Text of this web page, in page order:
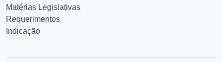
Matérias Legislativas
Requerimentos
Indicação